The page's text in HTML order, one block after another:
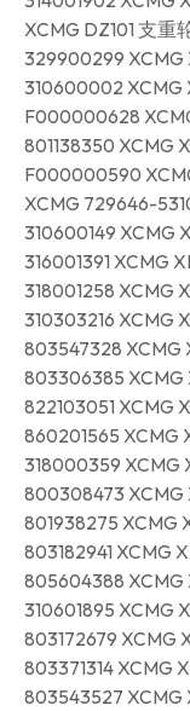
XCMG DZ101 支重
329900299 XCMG
310600002 XCMG
F000000628
801138350 XCMG
F000000590
XCMG 729646-
310600149 XCMG
316001391 XCMG
318001258 XCMG
310303216 XCMG
803547328 XCMG
803306385 XCMG
822103051 XCMG
860201565 XCMG
318000359 XCMG
800308473
801938275 XCMG
803182941 XCMG
805604388 XCMG
310601895 XCMG
803172679 XCMG
803371314 XCMG
803543527 XCMG